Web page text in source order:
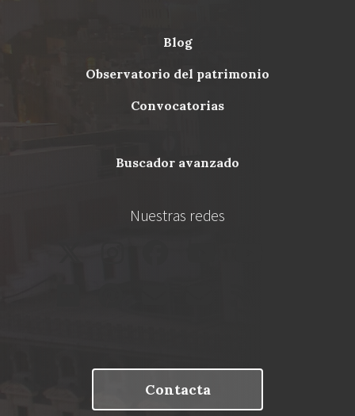
Menu
blog
observatorio del patrimonio
convocatorias
buscador avanzado
Nuestras redes
Contacta